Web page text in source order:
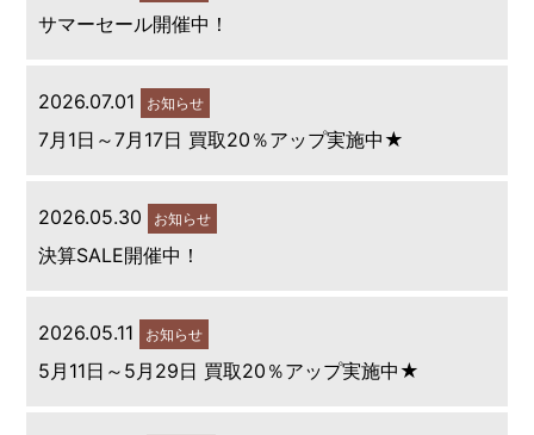
サマーセール開催中！
2026.07.01 お知らせ
7月1日～7月17日 買取20％アップ実施中★
2026.05.30 お知らせ
決算SALE開催中！
2026.05.11 お知らせ
5月11日～5月29日 買取20％アップ実施中★